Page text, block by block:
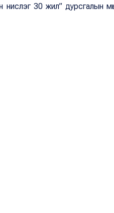
30 жил” дурсгалын